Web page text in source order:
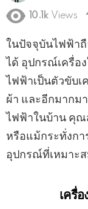
10.1k Views
ในปัจจุบันไฟฟ้าถื
ได้ อุปกรณ์เครื่อ
ไฟฟ้าเป็นตัวขับเ
ผ้า และอีกมากม
ไฟฟ้าในบ้าน คุณ
หรือแม้กระทั่งก
อุปกรณ์ที่เหมาะส
เครื่